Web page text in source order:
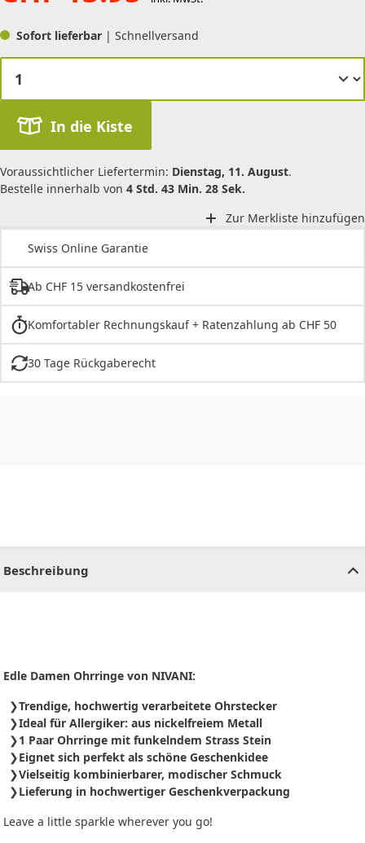
Sofort lieferbar | Schnellversand
In die Kiste
Voraussichtlicher Liefertermin: Dienstag, 11. August.
Bestelle innerhalb von 4 Std. 43 Min. 28 Sek.
Zur Merkliste hinzufügen
Swiss Online Garantie
Ab CHF 15 versandkostenfrei
Komfortabler Rechnungskauf + Ratenzahlung ab CHF 50
30 Tage Rückgaberecht
Beschreibung
Edle Damen Ohrringe von NIVANI:
Trendige, hochwertig verarbeitete Ohrstecker
Ideal für Allergiker: aus nickelfreiem Metall
1 Paar Ohrringe mit funkelndem Strass Stein
Eignet sich perfekt als schöne Geschenkidee
Vielseitig kombinierbarer, modischer Schmuck
Lieferung in hochwertiger Geschenkverpackung
Leave a little sparkle wherever you go!